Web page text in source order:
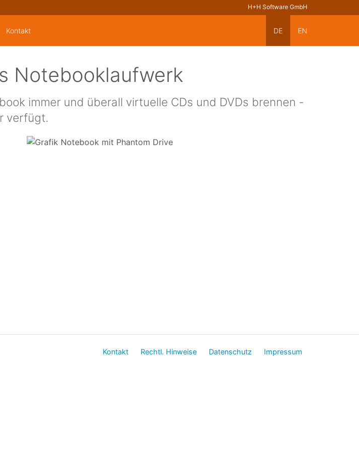
H+H Software GmbH
Kontakt DE EN
Notebooklaufwerk
immer und überall virtuelle CDs und DVDs brennen -
verfügt.
Kontakt Rechtl. Hinweise Datenschutz Impressum